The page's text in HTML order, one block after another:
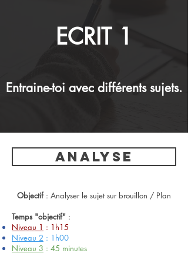
ECRIT 1
Entraine-toi avec différents sujets.
ANALYSE
Objectif: Analyser le sujet sur brouillon / Plan
Temps "objectif" :
Niveau 1 : 1h15
Niveau 2 : 1h00
Niveau 3 : 45 minutes